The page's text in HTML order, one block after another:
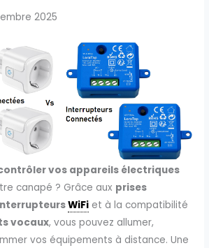
2025
vos appareils électriques
canapé ? Grâce aux prises
WiFi et à la compatibilité
vocaux, vous pouvez allumer,
vos équipements à distance. Une